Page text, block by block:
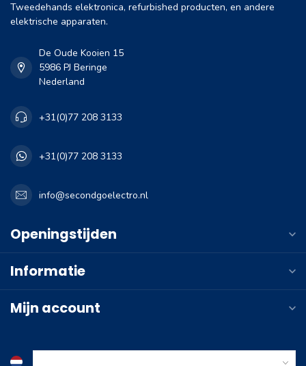
Tweedehands elektronica, refurbished producten, en andere
elektrische apparaten.
De Oude Kooien 15
5986 PJ Beringe
Nederland
+31(0)77 208 3133
+31(0)77 208 3133
info@secondgoelectro.nl
Openingstijden
Informatie
Mijn account